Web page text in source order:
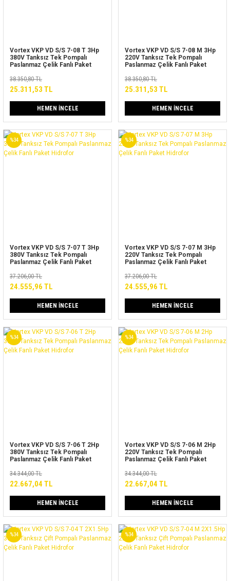
Vortex VKP VD S/S 7-08 T 3Hp
380V Tanksız Tek Pompalı
Paslanmaz Çelik Fanlı Paket
38.350,80 TL
25.311,53 TL
HEMEN İNCELE
Vortex VKP VD S/S 7-08 M 3Hp
220V Tanksız Tek Pompalı
Paslanmaz Çelik Fanlı Paket
38.350,80 TL
25.311,53 TL
HEMEN İNCELE
%34
Vortex VKP VD S/S 7-07 T 3Hp
380V Tanksız Tek Pompalı
Paslanmaz Çelik Fanlı Paket
37.206,00 TL
24.555,96 TL
HEMEN İNCELE
%34
Vortex VKP VD S/S 7-07 M 3Hp
220V Tanksız Tek Pompalı
Paslanmaz Çelik Fanlı Paket
37.206,00 TL
24.555,96 TL
HEMEN İNCELE
%34
Vortex VKP VD S/S 7-06 T 2Hp
380V Tanksız Tek Pompalı
Paslanmaz Çelik Fanlı Paket
34.344,00 TL
22.667,04 TL
HEMEN İNCELE
%34
Vortex VKP VD S/S 7-06 M 2Hp
220V Tanksız Tek Pompalı
Paslanmaz Çelik Fanlı Paket
34.344,00 TL
22.667,04 TL
HEMEN İNCELE
%34 %34